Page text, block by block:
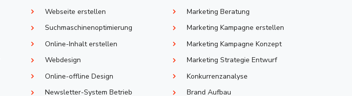
Webseite erstellen
Suchmaschinenoptimierung
Online-Inhalt erstellen
Webdesign
Online-offline Design
Newsletter-System Betrieb
Marketing Beratung
Marketing Kampagne erstellen
Marketing Kampagne Konzept
Marketing Strategie Entwurf
Konkurrenzanalyse
Brand Aufbau